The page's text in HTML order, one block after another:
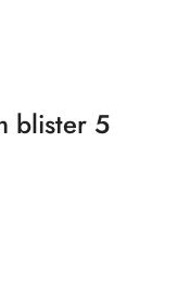
blister 5